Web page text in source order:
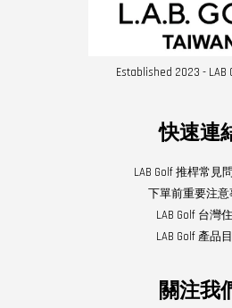
Established 2023 - LAB
快速連
LAB Golf 推桿常見
下單前重要注意
LAB Golf 台灣
LAB Golf 產品
關注我